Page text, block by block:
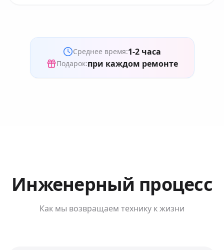
Среднее время:1-2 часа
Подарок:при каждом ремонте
Инженерный процесс
Как мы возвращаем технику к жизни